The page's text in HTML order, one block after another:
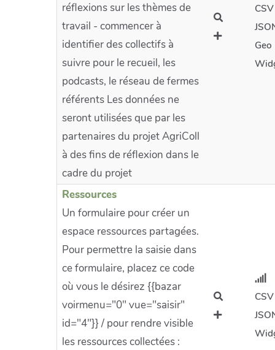
réflexions sur les thèmes de
travail - commencer à
identifier des collectifs à
suivre pour le recueil, les
podcasts, le réseau de fermes
référents Les données ne
seront utilisées que par les
partenaires du projet AgriColl
à des fins de réflexion dans le
cadre du projet
CSV
Geo
Ressources
Un formulaire pour créer un
espace ressources partagées.
Pour permettre la saisie dans
ce formulaire, placez ce code
où vous le désirez {{bazar
voirmenu="0" vue="saisir"
id="4"}} / pour rendre visible
les ressources collectées :
CSV